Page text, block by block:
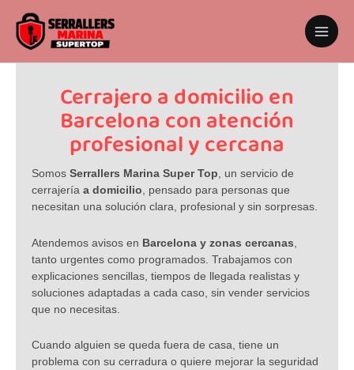
contenido
Cerrajero a domicilio en
Barcelona con atención
profesional y cercana
Somos Serrallers Marina Super Top , un servicio de
cerrajería a domicilio , pensado para personas que
necesitan una solución clara, profesional y sin sorpresas.
Atendemos avisos en Barcelona y zonas cercanas
tanto urgentes como programados. Trabajamos con
explicaciones sencillas, tiempos de llegada realistas y
soluciones adaptadas a cada caso, sin vender servicios
que no necesitas.
Cuando alguien se queda fuera de casa, tiene un
problema con su cerradura o quiere mejorar la seguridad